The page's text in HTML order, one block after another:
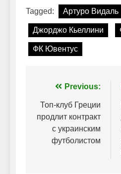
Tagged: Артуро Видаль
Джорджо Кьеллини
ФК Ювентус
Навігація
записів
Previous:
Топ-клуб Греции
продлит контракт
с украинским
футболистом